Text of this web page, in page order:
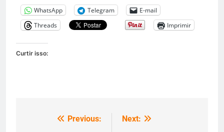
WhatsApp Telegram
E-mail
Threads
Imprimir
Curtir isso:
Navegação
Previous:
Next: